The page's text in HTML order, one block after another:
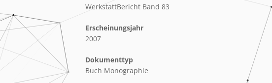
WerkstattBericht Band 83
Erscheinungsjahr
2007
Dokumenttyp
Buch Monographie